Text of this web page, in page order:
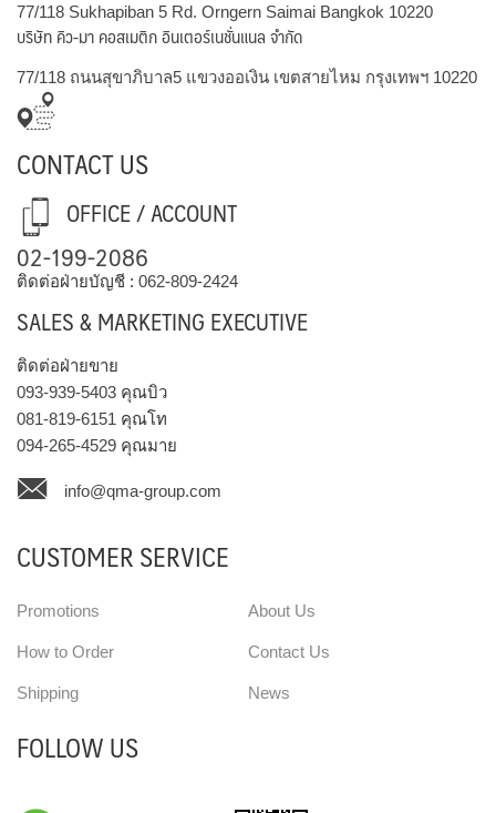
77/118 Sukhapiban 5 Rd. Orngern Saimai Bangkok 10220
บริษัท คิว-มา คอสเมติก อินเตอร์เนชั่นแนล จำกัด
77/118 ถนนสุขาภิบาล5 แขวงออเงิน เขตสายไหม กรุงเทพฯ 10220
CONTACT US
OFFICE / ACCOUNT
02-199-2086
ติดต่อฝ่ายบัญชี : 062-809-2424
SALES & MARKETING EXECUTIVE
ติดต่อฝ่ายขาย
093-939-5403 คุณบิว
081-819-6151 คุณโท
094-265-4529 คุณมาย
info@qma-group.com
CUSTOMER SERVICE
Promotions
How to Order
Shipping
About Us
Contact Us
News
FOLLOW US